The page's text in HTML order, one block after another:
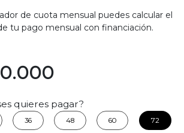
de cuota mensual puedes calcular el
tu pago mensual con financiación.
quieres pagar?
36 48 60 72